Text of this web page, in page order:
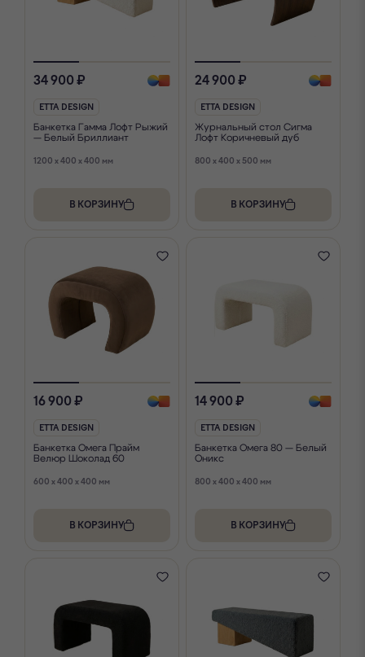
34 900 ₽
ETTA DESIGN
Банкетка Гамма Лофт Рыжий
— Белый Бриллиант
1200 x 400 x 400 мм
В КОРЗИНУ
24 900 ₽
ETTA DESIGN
Журнальный стол Сигма
Лофт Коричневый дуб
800 x 400 x 500 мм
В КОРЗИНУ
16 900 ₽
ETTA DESIGN
Банкетка Омега Прайм
Велюр Шоколад 60
600 x 400 x 400 мм
В КОРЗИНУ
14 900 ₽
ETTA DESIGN
Банкетка Омега 80 — Белый
Оникс
800 x 400 x 400 мм
В КОРЗИНУ